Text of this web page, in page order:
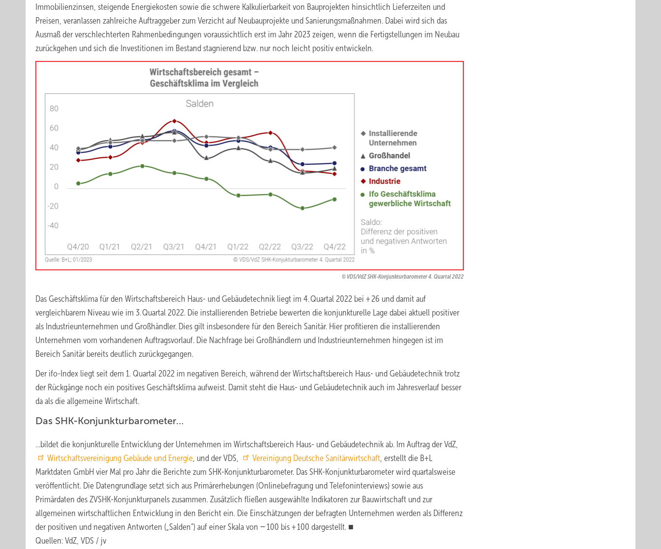
Immobilienzinsen, steigende Energiekosten sowie die schwere Kalkulierbarkeit von Bauprojekten hinsichtlich Lieferzeiten und
Preisen, veranlassen zahlreiche Auftraggeber zum Verzicht auf Neubauprojekte und Sanierungsmaßnahmen. Dabei wird sich das
Ausmaß der verschlechterten Rahmenbedingungen voraussichtlich erst im Jahr 2023 zeigen, wenn die Fertigstellungen im Neubau
zurückgehen und sich die Investitionen im Bestand stagnierend bzw. nur noch leicht positiv entwickeln.
VDS/VdZ SHK-Konjunkturbarometer 4. Quartal 2022
Das Geschäftsklima für den Wirtschaftsbereich Haus- und Gebäudetechnik liegt im 4. Quartal 2022 bei + 26 und damit auf
vergleichbarem Niveau wie im 3. Quartal 2022. Die installierenden Betriebe bewerten die konjunkturelle Lage dabei aktuell positiver
als Industrieunternehmen und Großhändler. Dies gilt insbesondere für den Bereich Sanitär. Hier profitieren die installierenden
Unternehmen vom vorhandenen Auftragsvorlauf. Die Nachfrage bei Großhändlern und Industrieunternehmen hingegen ist im
Bereich Sanitär bereits deutlich zurückgegangen.
Der ifo-Index liegt seit dem 1. Quartal 2022 im negativen Bereich, während der Wirtschaftsbereich Haus- und Gebäudetechnik trotz
der Rückgänge noch ein positives Geschäftsklima aufweist. Damit steht die Haus- und Gebäudetechnik auch im Jahresverlauf besser
da als die allgemeine Wirtschaft.
Das SHK-Konjunkturbarometer…
…bildet die konjunkturelle Entwicklung der Unternehmen im Wirtschaftsbereich Haus- und Gebäudetechnik ab. Im Auftrag der VdZ,
Wirtschaftsvereinigung Gebäude und Energie, und der VDS, Vereinigung Deutsche Sanitärwirtschaft, erstellt die B+L
Marktdaten GmbH vier Mal pro Jahr die Berichte zum SHK-Konjunkturbarometer. Das SHK-Konjunkturbarometer wird quartalsweise
veröffentlicht. Die Datengrundlage setzt sich aus Primärerhebungen (Onlinebefragung und Telefoninterviews) sowie aus
Primärdaten des ZVSHK-Konjunkturpanels zusammen. Zusätzlich fließen ausgewählte Indikatoren zur Bauwirtschaft und zur
allgemeinen wirtschaftlichen Entwicklung in den Bericht ein. Die Einschätzungen der befragten Unternehmen werden als Differenz
der positiven und negativen Antworten („Salden“) auf einer Skala von − 100 bis + 100 dargestellt. ■
Quellen: VdZ, VDS / jv